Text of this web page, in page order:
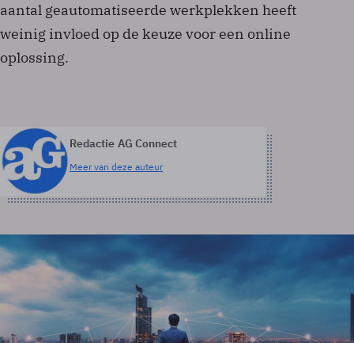
aantal geautomatiseerde werkplekken heeft
weinig invloed op de keuze voor een online
oplossing.
Redactie AG Connect
Meer van deze auteur